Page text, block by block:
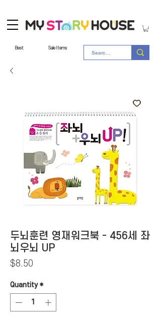
Best Sale Items
두뇌훈련 영재워크북 - 456세 좌
뇌우뇌 UP
$8.50
Quantity *